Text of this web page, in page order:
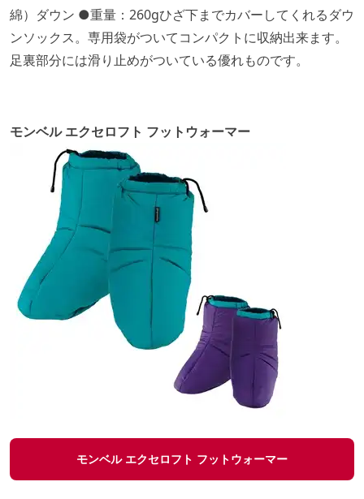
綿）ダウン ●重量：260gひざ下までカバーしてくれるダウ
ンソックス。専用袋がついてコンパクトに収納出来ます。
足裏部分には滑り止めがついている優れものです。
モンベル エクセロフト フットウォーマー
モンベル エクセロフト フットウォーマー